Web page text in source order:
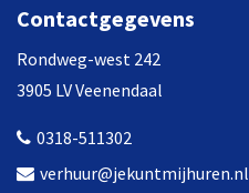
Contactgegevens
Rondweg-west 242
3905 LV Veenendaal
0318-511302
verhuur@jekuntmijhuren.nl